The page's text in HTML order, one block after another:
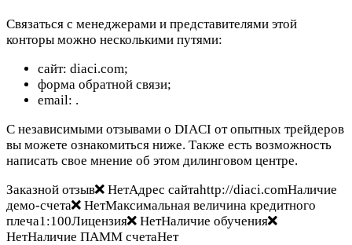
Связаться с менеджерами и представителями этой
конторы можно несколькими путями:
сайт: diaci.com;
форма обратной связи;
email: .
С независимыми отзывами о DIACI от опытных трейдеров
вы можете ознакомиться ниже. Также есть возможность
написать свое мнение об этом дилинговом центре.
Заказной отзыв
НетАдрес сайтаhttp://diaci.comНаличие
демо-счета
НетМаксимальная величина кредитного
плеча1:100Лицензия
НетНаличие обучения
НетНаличие ПАММ счетаНет